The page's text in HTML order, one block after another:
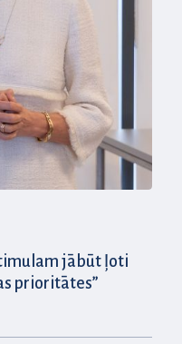
jābūt ļoti
prioritātes”